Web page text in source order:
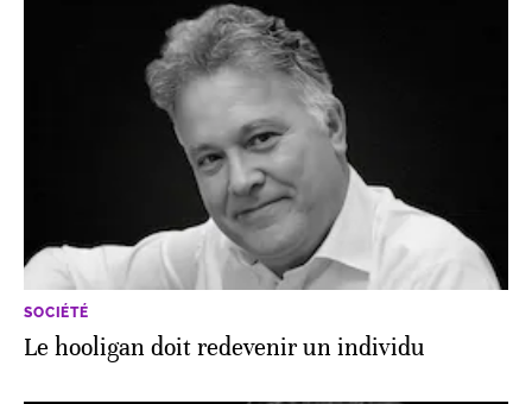
SOCIÉTÉ
Le hooligan doit redevenir un individu